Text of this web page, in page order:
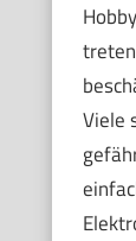
Viele